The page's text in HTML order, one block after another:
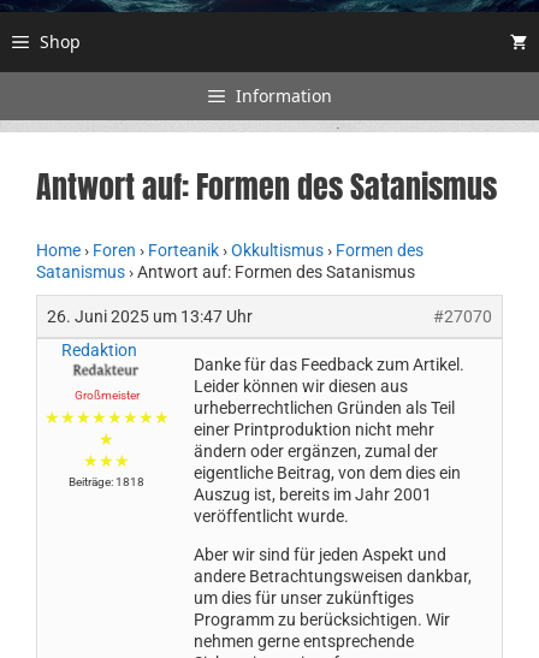
Shop
Information
Antwort auf: Formen des Satanismus
Home› Foren › Forteanik›Okkultismus› Formen des
Satanismus›Antwort auf: Formen des Satanismus
26. Juni 2025 um 13:47 Uhr
#27070
Redaktion
Großmeister
★★★★★★★★
★
★★★
Beiträge: 1818
Danke für das Feedback zum Artikel.
Leider können wir diesen aus
urheberrechtlichen Gründen als Teil
einer Printproduktion nicht mehr
ändern oder ergänzen, zumal der
eigentliche Beitrag, von dem dies ein
Auszug ist, bereits im Jahr 2001
veröffentlicht wurde.
Aber wir sind für jeden Aspekt und
andere Betrachtungsweisen dankbar,
um dies für unser zukünftiges
Programm zu berücksichtigen. Wir
nehmen gerne entsprechende